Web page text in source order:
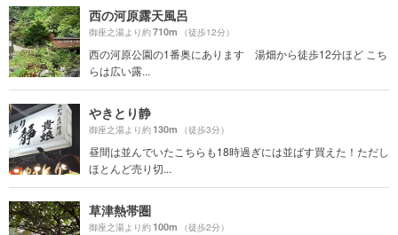
西の河原露天風呂
御座之湯より約710m （徒歩12分）
西の河原公園の1番奥にあります 湯畑から徒歩12分ほど こち
らは広い露...
やきとり静
御座之湯より約130m （徒歩3分）
昼間は並んでいたこちらも18時過ぎには並ばす買えた！ただし
ほとんど売り切...
草津熱帯圏
御座之湯より約100m （徒歩2分）